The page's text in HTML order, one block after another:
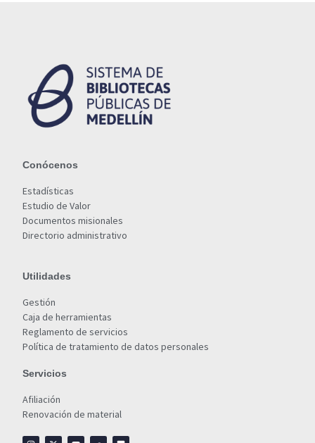
Conócenos
Estadísticas
Estudio de Valor
Documentos misionales
Directorio administrativo
Utilidades
Gestión
Caja de herramientas
Reglamento de servicios
Política de tratamiento de datos personales
Servicios
Afiliación
Renovación de material